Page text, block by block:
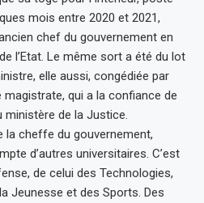
mois entre 2020 et 2021,
chef du gouvernement en
l’Etat. Le même sort a été du lot
elle aussi, congédiée par
magistrate, qui a la confiance de
ministère de la Justice.
la cheffe du gouvernement,
d’autres universitaires. C’est
de celui des Technologies,
Jeunesse et des Sports. Des